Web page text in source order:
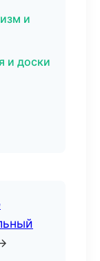
и
и доски